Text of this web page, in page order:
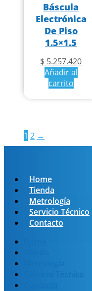
Báscula
Electrónica
De Piso
1.5×1.5
$ 5.257.420
Añadir al
carrito
1 2 →
Home
Tienda
Metrología
Servicio Técnico
Contacto